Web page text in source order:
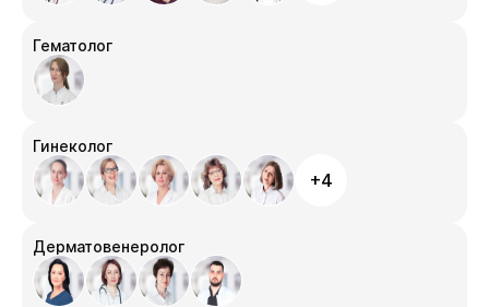
Гематолог
Гинеколог
+4
Дерматовенеролог